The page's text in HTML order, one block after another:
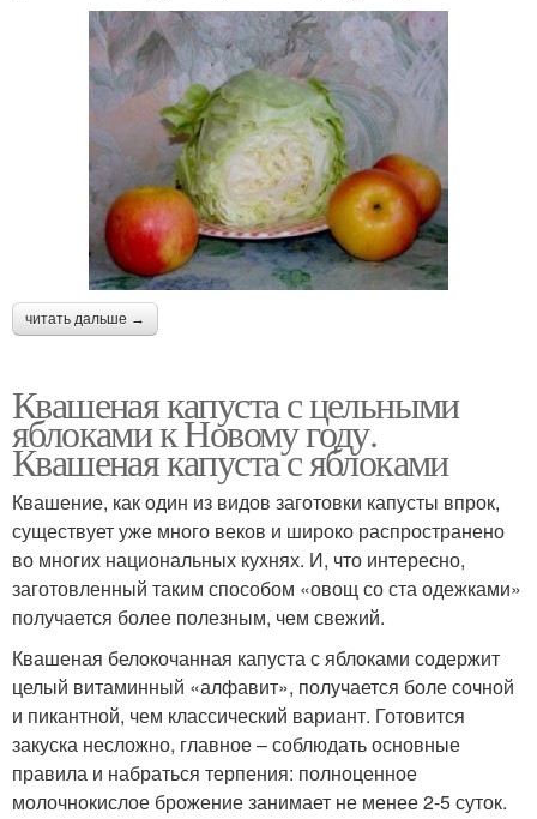
читать дальше →
Квашеная капуста с цельными
яблоками к Новому году.
Квашеная капуста с яблоками
Квашение, как один из видов заготовки капусты впрок,
существует уже много веков и широко распространено
во многих национальных кухнях. И, что интересно,
заготовленный таким способом «овощ со ста одежками»
получается более полезным, чем свежий.
Квашеная белокочанная капуста с яблоками содержит
целый витаминный «алфавит», получается боле сочной
и пикантной, чем классический вариант. Готовится
закуска несложно, главное – соблюдать основные
правила и набраться терпения: полноценное
молочнокислое брожение занимает не менее 2-5 суток.